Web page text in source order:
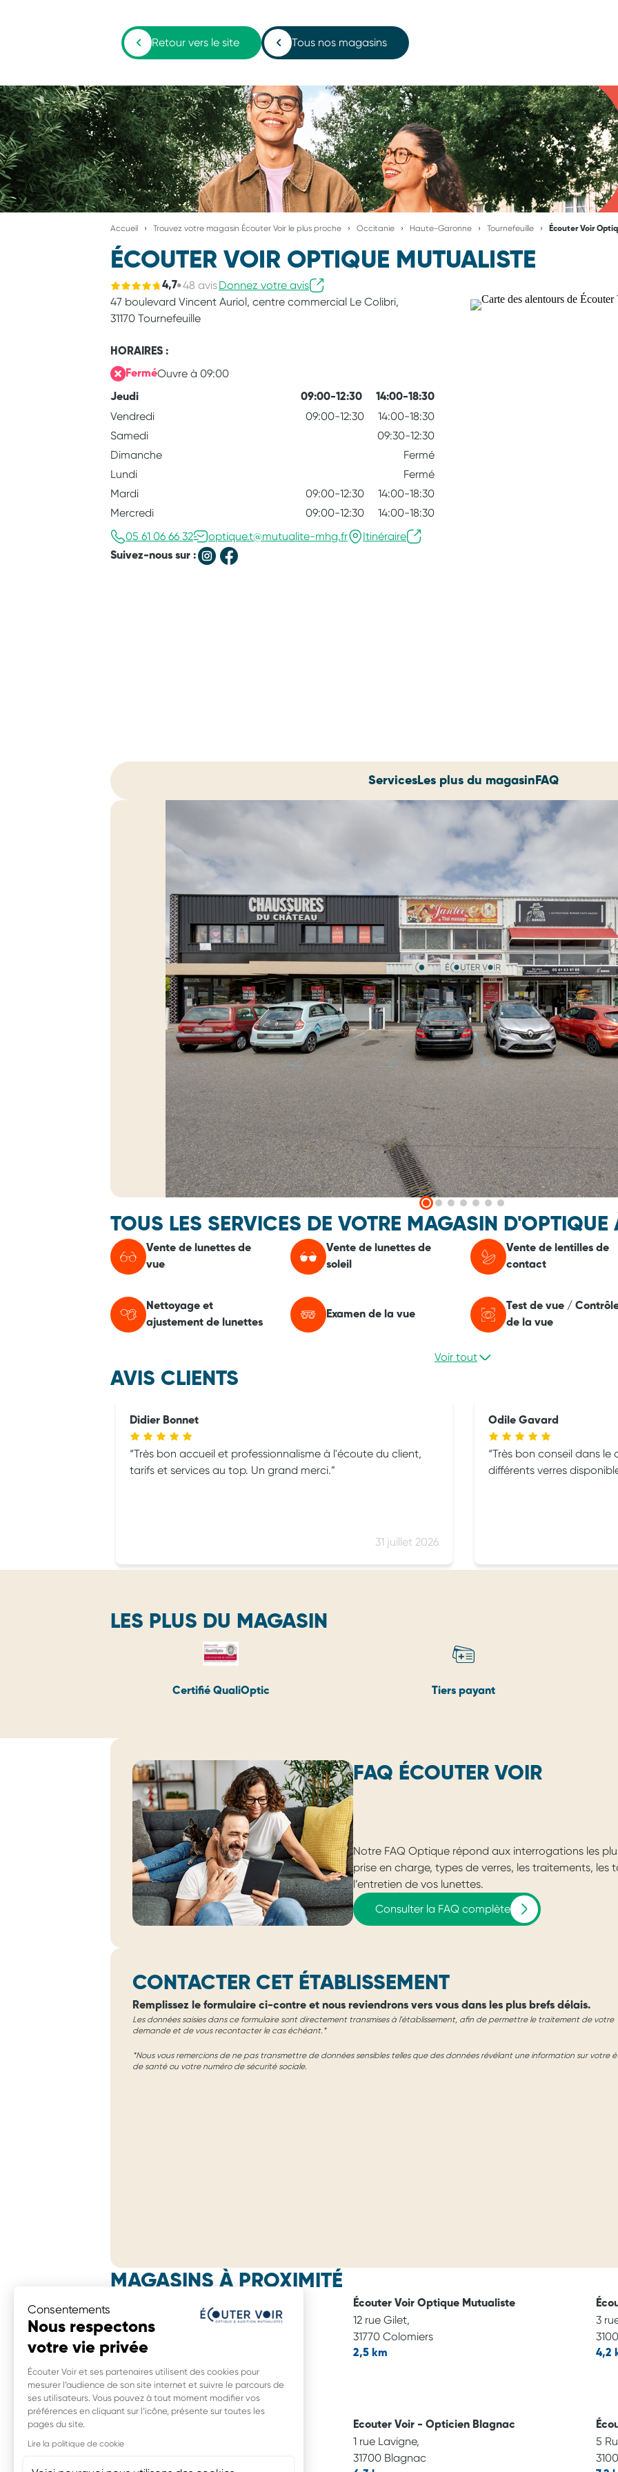
Consentements
Nous respectons
votre vie privée
Écouter Voir et ses partenaires utilisent des cookies pour
mesurer l’audience de son site internet et suivre le parcours de
ses utilisateurs. Vous pouvez à tout moment modifier vos
préférences en cliquant sur l’icône, présente sur toutes les
pages du site.
Lire la politique de cookie
Retour vers le site Tous nos magasins
Accueil Trouvez votre magasin Écouter Voir le plus proche Occitanie Haute-Garonne Tournefeuille Écouter Voir
ÉCOUTER VOIR OPTIQUE MUTUALISTE
4,7 48 avisDonnez votre avis
47 boulevard Vincent Auriol, centre commercial Le Colibri,
31170 Tournefeuille
HORAIRES :
FerméOuvre à 09:00
Jeudi 09:00-12:30 14:00-18:30
Vendredi 09:00-12:30
14:00-18:30
Samedi
09:30-12:30
Dimanche
Fermé
Lundi
Fermé
Mardi
09:00-12:30
14:00-18:30
Mercredi
09:00-12:30
14:00-18:30
05 61 06 66 32
optique.t@mutualite-mhg.fr Itinéraire
Suivez-nous sur :
Services Les plus du magasin FAQ
TOUS LES SERVICES DE VOTRE MAGASIN D'OPTIQUE
Vente de lunettes de
vue
Vente de lunettes de
soleil
Vente de lentilles de
contact
Nettoyage et
ajustement de lunettes
Examen de la vue
Test de vue /
de la vue
Voir tout
AVIS CLIENTS
Didier Bonnet
31 juillet 2026
Très bon accueil et professionnalisme à l'écoute du client,
tarifs et services au top. Un grand merci.
Odile Gavard
Très bon conseil dans le
différents verres
LES PLUS DU MAGASIN
Certifié QualiOptic Tiers payant
FAQ ÉCOUTER VOIR
Notre FAQ Optique répond aux interrogations les
prise en charge, types de verres, les traitements, les
l’entretien de vos lunettes.
Consulter la FAQ complète
CONTACTER CET ÉTABLISSEMENT
Remplissez le formulaire ci-contre et nous reviendrons vers vous dans les plus brefs délais.
Les données saisies dans ce formulaire sont directement transmises à l'établissement, afin de permettre le traitement de votre
demande et de vous recontacter le cas échéant.*
*Nous vous remercions de ne pas transmettre de données sensibles telles que des données révélant une information sur votre
de santé ou votre numéro de sécurité sociale.
MAGASINS À PROXIMITÉ
47 boulevard Vincent Auriol, centre
commercial Le Colibri,
31170 Tournefeuille
0,0 km
Écouter Voir Optique Mutualiste
12 rue Gilet,
31770 Colomiers
2,5 km
3
4,2
3 rue Du Doyen Lefebvre,
Ecouter Voir - Opticien Blagnac
1 rue Lavigne,
31700 Blagnac
5